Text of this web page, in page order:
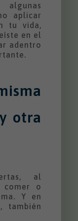
aplicar
tu vida,
en el
adentro
otra
al
comer o
Y en
también